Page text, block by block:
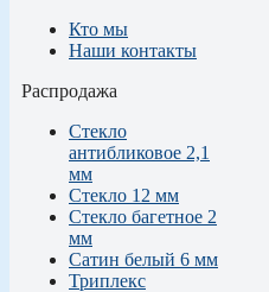
Кто мы
Наши контакты
Распродажа
Стекло
антибликовое 2,1
мм
Стекло 12 мм
Стекло багетное 2
мм
Сатин белый 6 мм
Триплекс